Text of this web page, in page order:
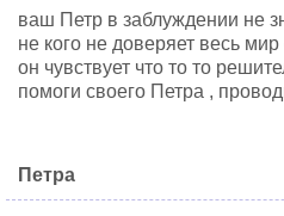
ваш Петр в заблуждении не
не кого не доверяет весь
он чувствует что то то
помоги своего Петра ,
Петра